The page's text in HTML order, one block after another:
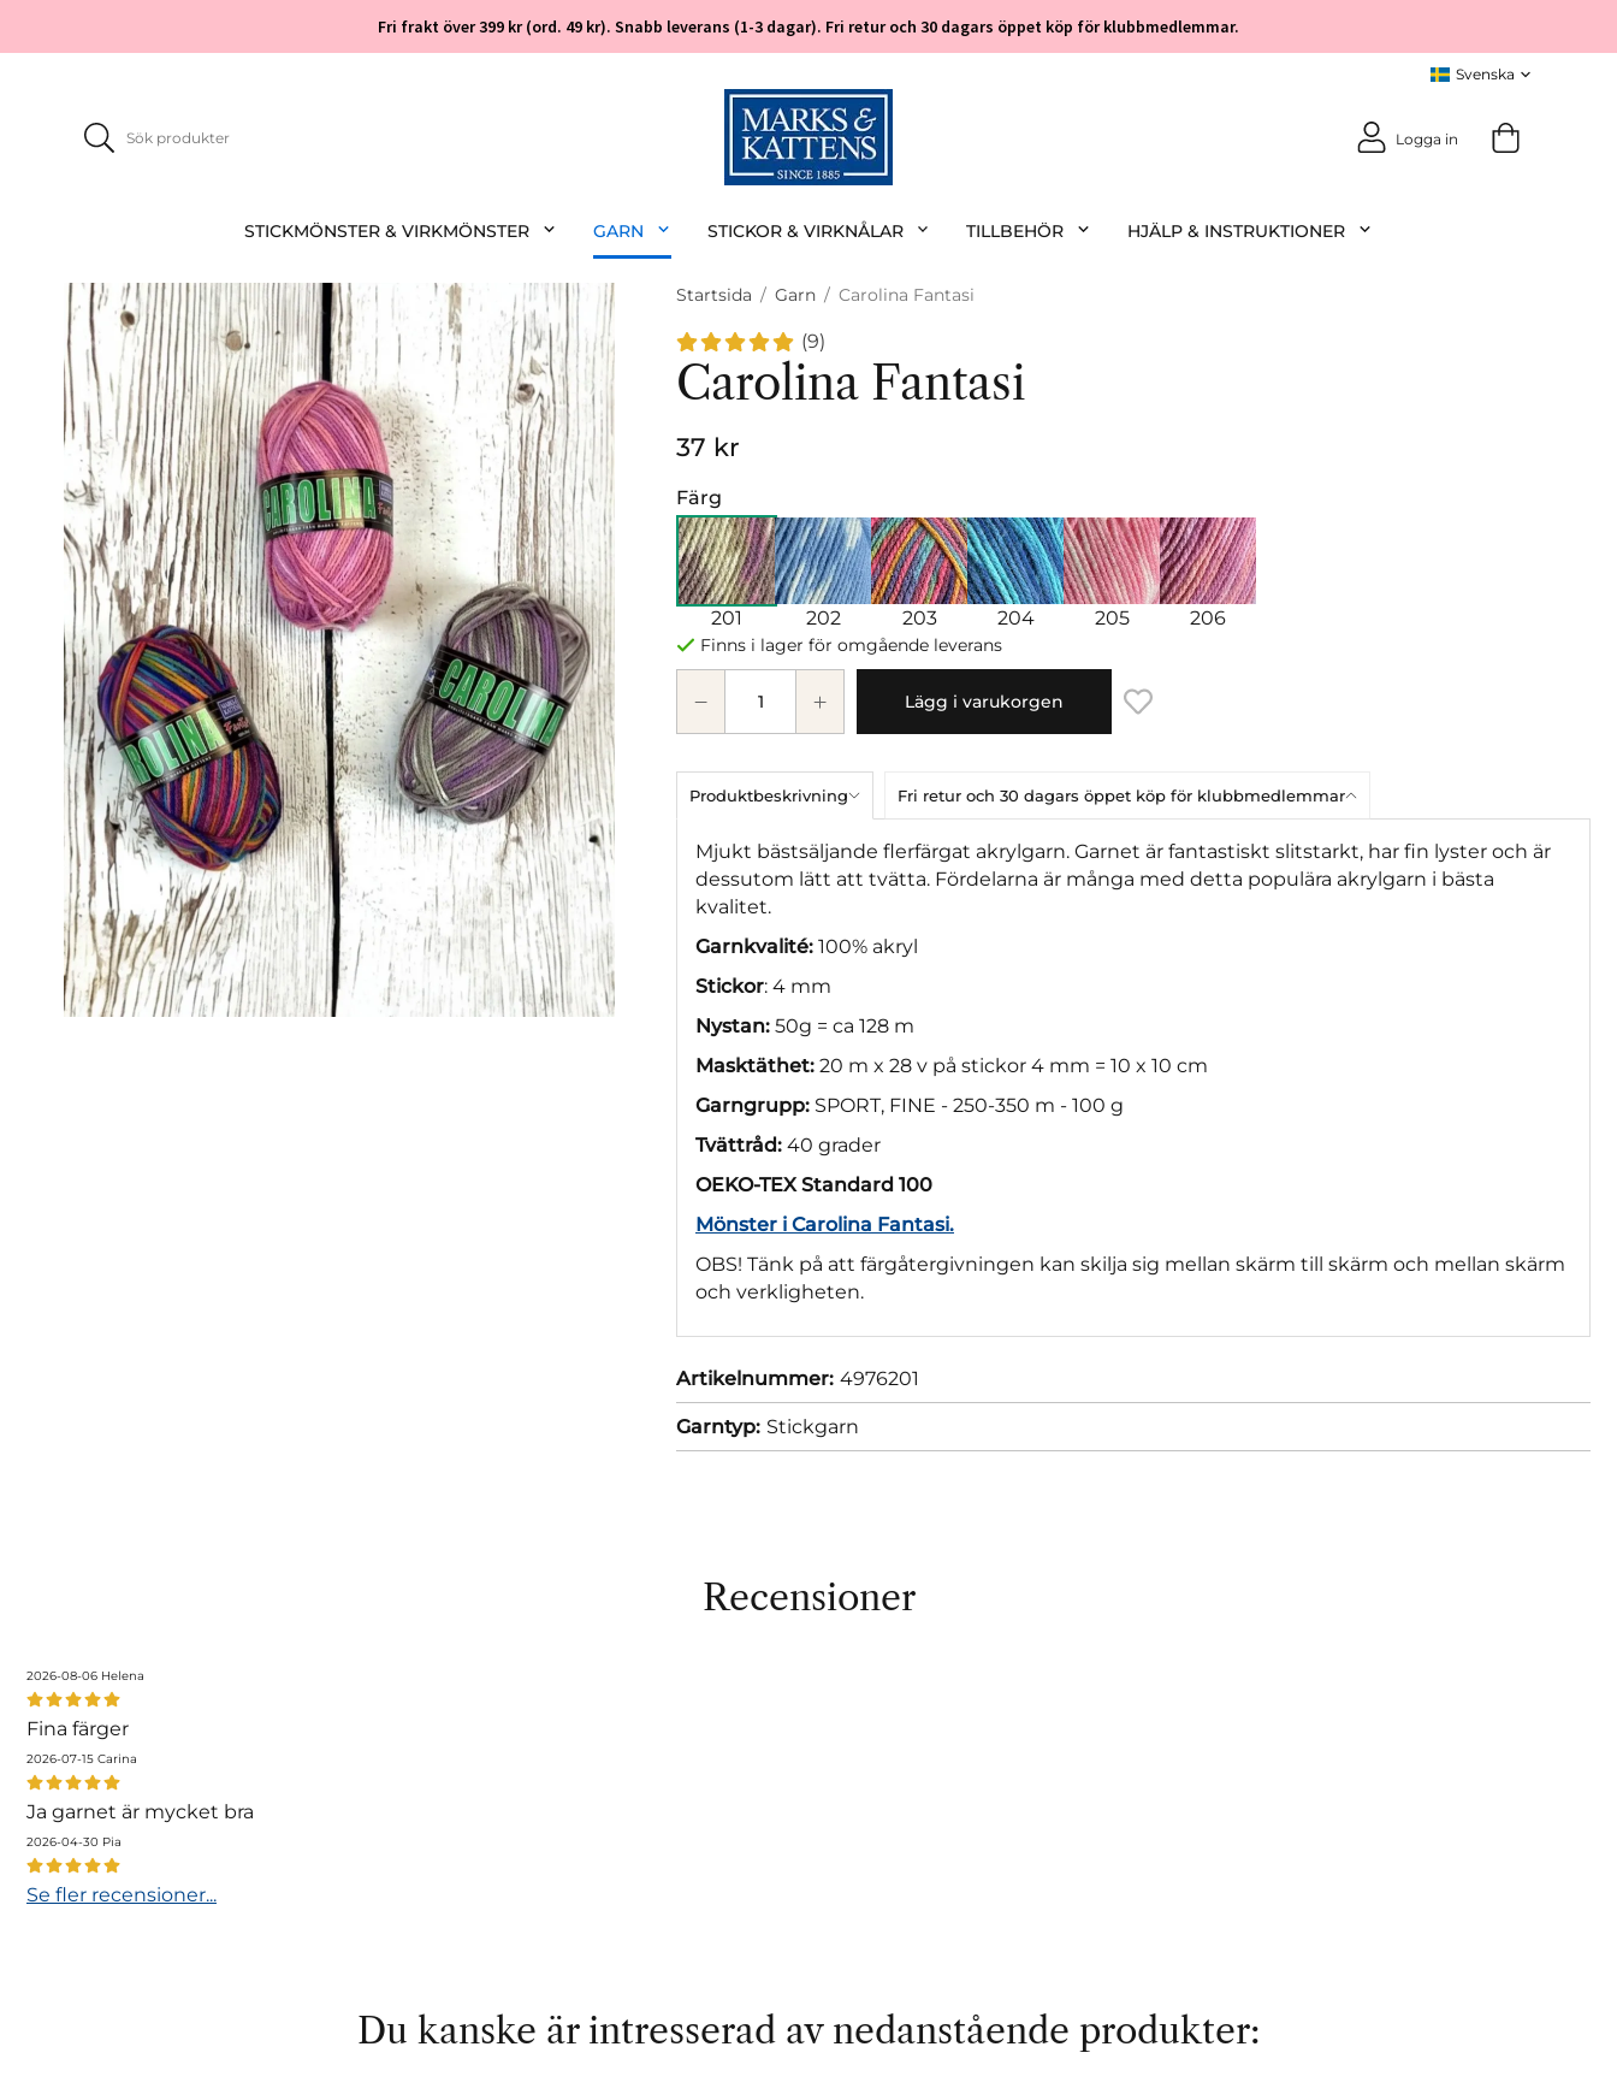
Fri frakt över 399 kr (ord. 49 kr). Snabb leverans (1-3 dagar). Fri retur och 30 dagars öppet köp för klubbmedlemmar.
Logga in
STICKMÖNSTER & VIRKMÖNSTER GARN STICKOR & VIRKNÅLAR TILLBEHÖR HJÄLP & INSTRUKTIONER
Startsida / Garn / Carolina Fantasi
(9)
Carolina Fantasi
37 kr
Färg
201 202 203 204 205 206
Finns i lager för omgående leverans
Lägg i varukorgen
Produktbeskrivning Fri retur och 30 dagars öppet köp för klubbmedlemmar
Mjukt bästsäljande flerfärgat akrylgarn. Garnet är fantastiskt slitstarkt, har fin lyster och är
dessutom lätt att tvätta. Fördelarna är många med detta populära akrylgarn i bästa
kvalitet.
Garnkvalité: 100% akryl
Stickor: 4 mm
Nystan: 50g = ca 128 m
Masktäthet: 20 m x 28 v på stickor 4 mm = 10 x 10 cm
Garngrupp: SPORT, FINE - 250-350 m - 100 g
Tvättråd: 40 grader
OEKO-TEX Standard 100
Mönster i Carolina Fantasi.
OBS! Tänk på att färgåtergivningen kan skilja sig mellan skärm till skärm och mellan skärm
och verkligheten.
Artikelnummer: 4976201
Garntyp: Stickgarn
Recensioner
2026-08-06 Helena
Fina färger
2026-07-15 Carina
Ja garnet är mycket bra
2026-04-30 Pia
Se fler recensioner...
Du kanske är intresserad av nedanstående produkter: